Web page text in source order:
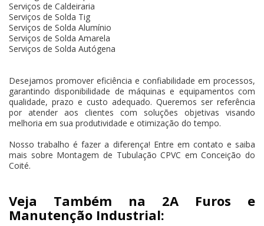
Serviços de Caldeiraria
Serviços de Solda Tig
Serviços de Solda Alumínio
Serviços de Solda Amarela
Serviços de Solda Autógena
Desejamos promover eficiência e confiabilidade em processos,
garantindo disponibilidade de máquinas e equipamentos com
qualidade, prazo e custo adequado. Queremos ser referência
por atender aos clientes com soluções objetivas visando
melhoria em sua produtividade e otimização do tempo.
Nosso trabalho é fazer a diferença! Entre em contato e saiba
mais sobre Montagem de Tubulação CPVC em Conceição do
Coité.
Veja Também na 2A Furos e
Manutenção Industrial: